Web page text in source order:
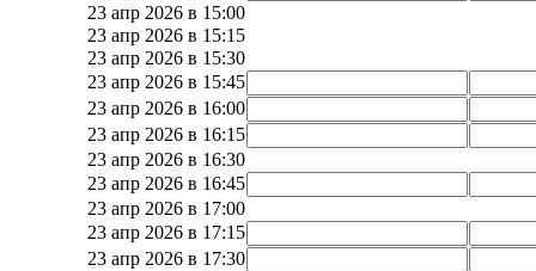
23 апр 2026 в 15:00
23 апр 2026 в 15:15
23 апр 2026 в 15:30
23 апр 2026 в 15:45
23 апр 2026 в 16:00
23 апр 2026 в 16:15
23 апр 2026 в 16:30
23 апр 2026 в 16:45
23 апр 2026 в 17:00
23 апр 2026 в 17:15
23 апр 2026 в 17:30